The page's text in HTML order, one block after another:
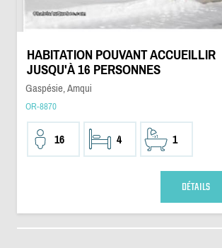
HABITATION POUVANT ACCUEILLIR
JUSQU'À 16 PERSONNES
Gaspésie, Amqui
OR-8870
16 4 1
DÉTAILS